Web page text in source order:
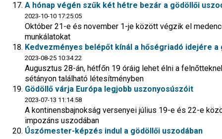
A hónap végén szűk két hétre bezár a gödöllői
2023-10-10 17:25:05
Október 21-e és november 1-je között végzik el
munkálatokat
Kedvezményes belépőt kínál a hőségriadó idejére a
2023-08-25 10:34:22
Augusztus 28-án, hétfőn 19 óráig lehet élni a
sétányon található létesítményben
Gödöllő várja Európa legjobb uszonyosúszóit
2023-07-13 11:14:58
A kontinensbajnokság versenyei július 19-e és 22-e
impozáns uszodában
Úszómester-képzés indul a gödöllői uszodában